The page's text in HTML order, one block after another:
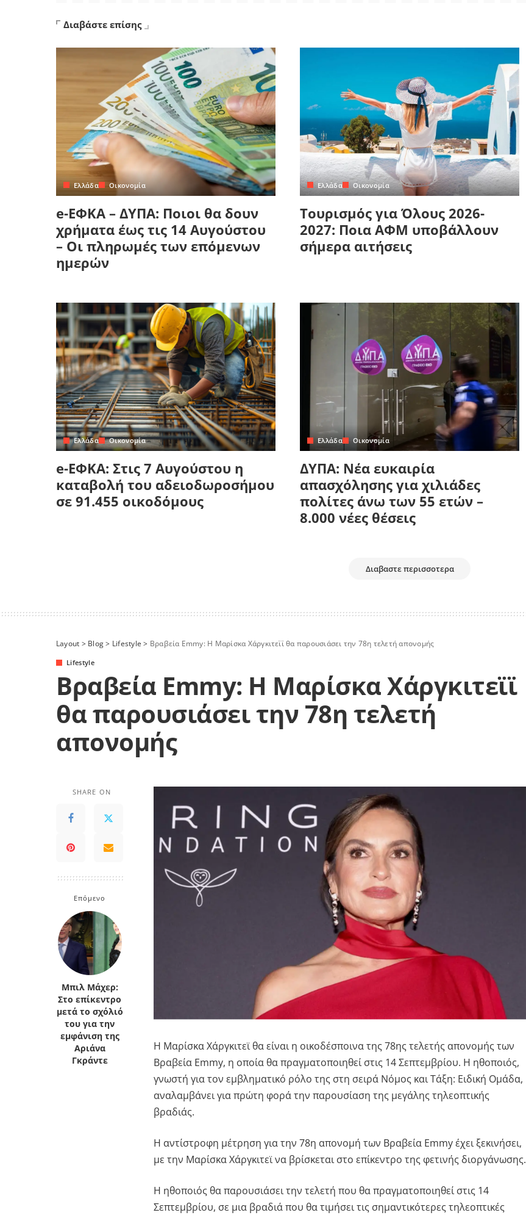
Διαβάστε επίσης
Ελλάδα Οικονομία
e-ΕΦΚΑ – ΔΥΠΑ: Ποιοι θα δουν
χρήματα έως τις 14 Αυγούστου
– Οι πληρωμές των επόμενων
ημερών
Ελλάδα Οικονομία
Τουρισμός για Όλους 2026-
2027: Ποια ΑΦΜ υποβάλλουν
σήμερα αιτήσεις
Ελλάδα Οικονομία
e-ΕΦΚΑ: Στις 7 Αυγούστου η
καταβολή του αδειοδωροσήμου
σε 91.455 οικοδόμους
Ελλάδα Οικονομία
ΔΥΠΑ: Νέα ευκαιρία
απασχόλησης για χιλιάδες
πολίτες άνω των 55 ετών –
8.000 νέες θέσεις
Διαβαστε περισσοτερα
Layout > Blog> Lifestyle > Βραβεία Emmy: Η Μαρίσκα Χάργκιτεϊϊ θα παρουσιάσει την 78η τελετή απονομής
Lifestyle
Βραβεία Emmy: Η Μαρίσκα Χάργκιτεϊϊ
θα παρουσιάσει την 78η τελετή
απονομής
SHARE ON
Επόμενο
Μπιλ Μάχερ:
Στο επίκεντρο
μετά το σχόλιό
του για την
εμφάνιση της
Αριάνα
Γκράντε
Η Μαρίσκα Χάργκιτεϊθα είναι η οικοδέσποινα της 78ης τελετής απονομής των
Βραβεία Emmy, η οποία θα πραγματοποιηθεί στις 14 Σεπτεμβρίου. Η ηθοποιός,
γνωστή για τον εμβληματικό ρόλο της στη σειρά Νόμος και Τάξη: Ειδική Ομάδα,
αναλαμβάνει για πρώτη φορά την παρουσίαση της μεγάλης τηλεοπτικής
βραδιάς.
Η αντίστροφη μέτρηση για την 78η απονομή των Βραβεία Emmyέχει ξεκινήσει,
με την Μαρίσκα Χάργκιτεϊνα βρίσκεται στο επίκεντρο της φετινής διοργάνωσης.
Η ηθοποιός θα παρουσιάσει την τελετή που θα πραγματοποιηθεί στις 14
Σεπτεμβρίου, σε μια βραδιά που θα τιμήσει τις σημαντικότερες τηλεοπτικές